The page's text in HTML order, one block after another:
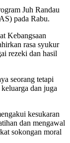
Juh Randau
pada Rabu.
Kebangsaan
rasa syukur
rezeki dan hasil
seorang tetapi
dan juga
kesukaran
dan mengawal
sokongan moral